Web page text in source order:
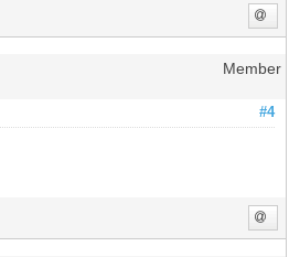
Member
#4